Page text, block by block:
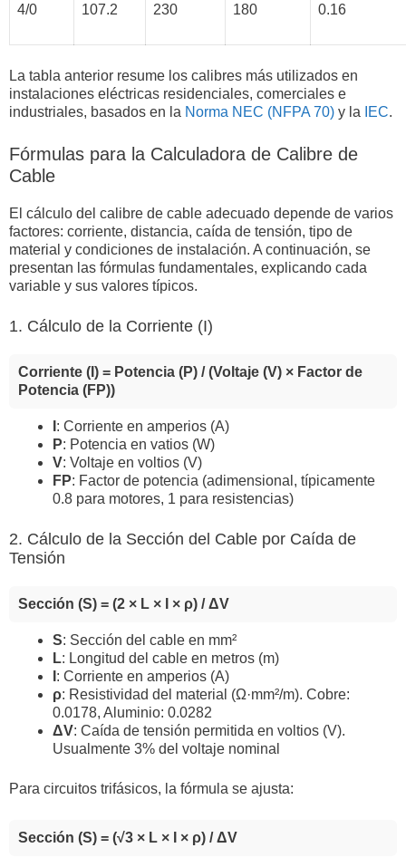
4/0 107.2 230 180 0.16
La tabla anterior resume los calibres más utilizados en
instalaciones eléctricas residenciales, comerciales e
industriales, basados en la Norma NEC (NFPA 70) y la IEC.
Fórmulas para la Calculadora de Calibre de
Cable
El cálculo del calibre de cable adecuado depende de varios
factores: corriente, distancia, caída de tensión, tipo de
material y condiciones de instalación. A continuación, se
presentan las fórmulas fundamentales, explicando cada
variable y sus valores típicos.
1. Cálculo de la Corriente (I)
Corriente (I) = Potencia (P) / (Voltaje (V) × Factor de
Potencia (FP))
: Corriente en amperios (A)
P: Potencia en vatios (W)
V: Voltaje en voltios (V)
FP: Factor de potencia (adimensional, típicamente
0.8 para motores, 1 para resistencias)
2. Cálculo de la Sección del Cable por Caída de
Tensión
Sección (S) = (2 × L × I × ρ) / ΔV
S: Sección del cable en mm²
L: Longitud del cable en metros (m)
: Corriente en amperios (A)
ρ: Resistividad del material (Ω·mm²/m). Cobre:
0.0178, Aluminio: 0.0282
ΔV: Caída de tensión permitida en voltios (V).
Usualmente 3% del voltaje nominal
Para circuitos trifásicos, la fórmula se ajusta:
Sección (S) = (√3 × L × I × ρ) / ΔV